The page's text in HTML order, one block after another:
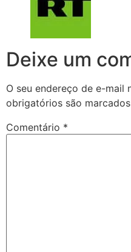
Deixe um
O seu endereço de e-mail
obrigatórios são
Comentário *